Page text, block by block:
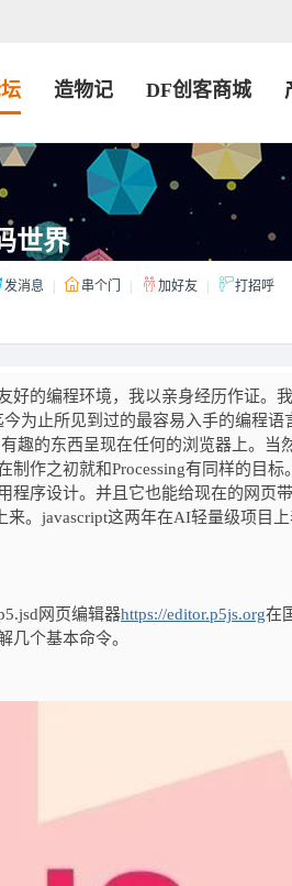
造物记 DF创客商城
世界
发消息 串个门 加好友 打招呼
好的编程环境，我以亲身经历作证。
为止所见到过的最容易入手的编程语
趣的东西呈现在任何的浏览器上。当
作之初就和Processing有同样的目标
序设计。并且它也能给现在的网页
。javascript这两年在AI轻量级项目
网页编辑器https://editor.p5js.org在
几个基本命令。